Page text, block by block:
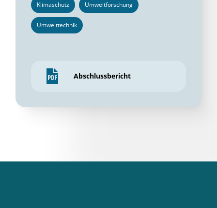
Klimaschutz Umweltforschung
Umwelttechnik
Abschlussbericht